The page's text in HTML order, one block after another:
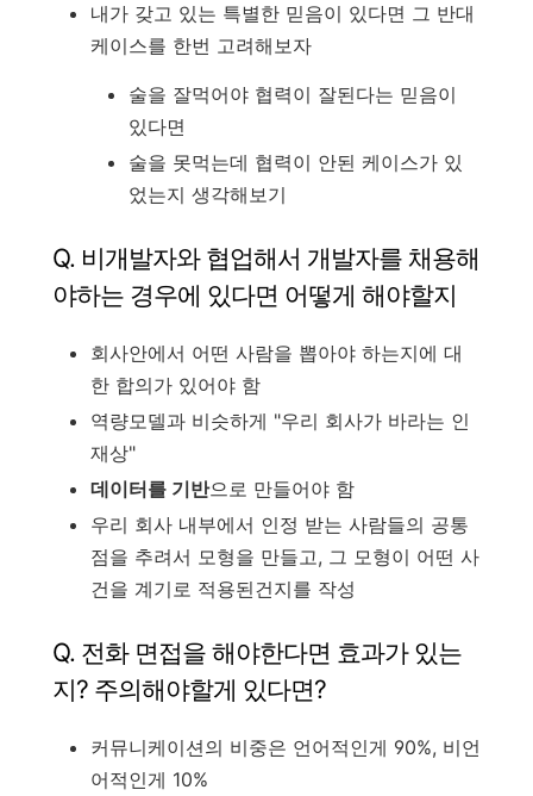
내가 갖고 있는 특별한 믿음이 있다면 그 반대
케이스를 한번 고려해보자
술을 잘먹어야 협력이 잘된다는 믿음이
있다면
술을 못먹는데 협력이 안된 케이스가 있
었는지 생각해보기
Q. 비개발자와 협업해서 개발자를 채용해
야하는 경우에 있다면 어떻게 해야할지
회사안에서 어떤 사람을 뽑아야 하는지에 대
한 합의가 있어야 함
역량모델과 비슷하게 "우리 회사가 바라는 인
재상"
데이터를 기반으로 만들어야 함
우리 회사 내부에서 인정 받는 사람들의 공통
점을 추려서 모형을 만들고, 그 모형이 어떤 사
건을 계기로 적용된건지를 작성
Q. 전화 면접을 해야한다면 효과가 있는
지? 주의해야할게 있다면?
커뮤니케이션의 비중은 언어적인게 90%, 비언
어적인게 10%